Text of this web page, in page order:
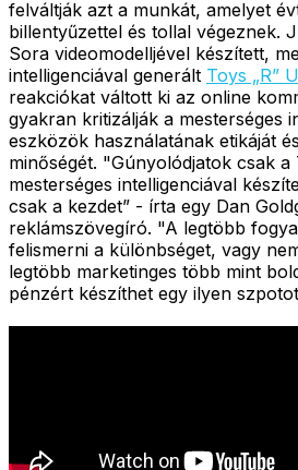
felváltják azt a munkát, amelyet
billentyűzettel és tollal végeznek.
Sora videomodelljével készített,
intelligenciával generált Toys „R”
reakciókat váltott ki az online
gyakran kritizálják a mesterséges
eszközök használatának etikáját
minőségét. "Gúnyolódjatok csak a
mesterséges intelligenciával
csak a kezdet” - írta egy Dan
reklámszövegíró. "A legtöbb
felismerni a különbséget, vagy
legtöbb marketinges több mint
pénzért készíthet egy ilyen